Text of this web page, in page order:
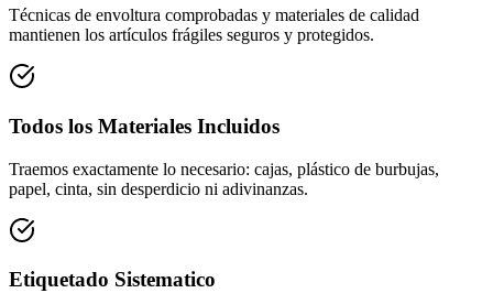
Técnicas de envoltura comprobadas y materiales de calidad
mantienen los artículos frágiles seguros y protegidos.
Todos los Materiales Incluidos
Traemos exactamente lo necesario: cajas, plástico de burbujas,
papel, cinta, sin desperdicio ni adivinanzas.
Etiquetado Sistematico